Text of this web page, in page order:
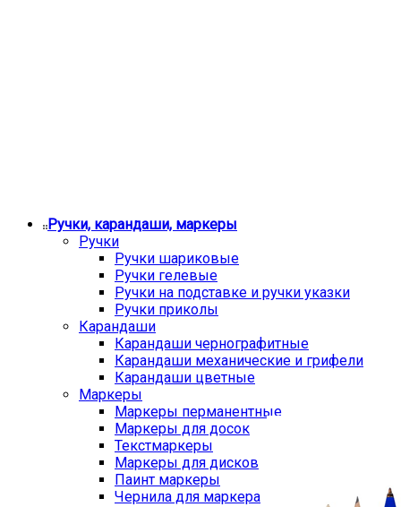
Ручки, карандаши, маркеры
Ручки
Ручки шариковые
Ручки гелевые
Ручки на подставке и ручки указки
Ручки приколы
Карандаши
Карандаши чернографитные
Карандаши механические и грифели
Карандаши цветные
Маркеры
Маркеры перманентные
Маркеры для досок
Текстмаркеры
Маркеры для дисков
Паинт маркеры
Чернила для маркера